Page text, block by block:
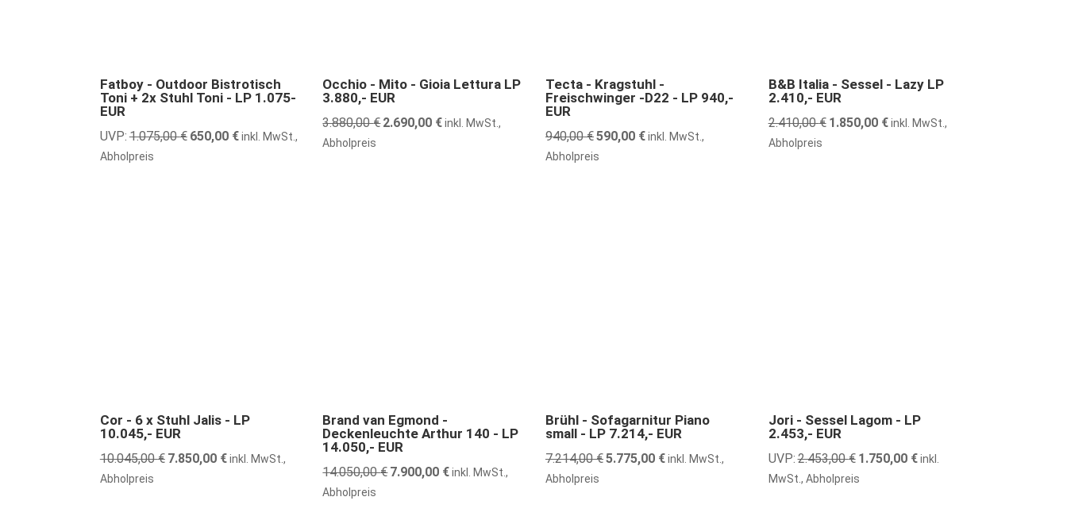
40% günstiger
Fatboy - Outdoor Bistrotisch
Toni + 2x Stuhl Toni - LP 1.075-
EUR
UVP:1.075,00€ Ursprünglicher
650,00 €Aktueller
inkl. MwSt.,
Abholpreis
31% günstiger
Occhio - Mito - Gioia Lettura LP
3.880,- EUR
3.880,00€ Ursprünglicher
2.690,00 €Aktueller
inkl. MwSt.,
Abholpreis
37% günstiger
Tecta - Kragstuhl -
Freischwinger -D22 - LP 940,-
EUR
940,00€Ursprünglicher
Preis
590,00 €Aktueller
inkl. MwSt.,
Abholpreis
23% günstiger
B&B Italia - Sessel - Lazy LP
2.410,- EUR
2.410,00€ Ursprünglicher
1.850,00 €Aktueller
inkl. MwSt.,
Abholpreis
22% günstiger
Cor - 6 x Stuhl Jalis - LP
10.045,- EUR
10.045,00€ Ursprünglicher
7.850,00 €Aktueller
inkl. MwSt.,
Abholpreis
44% günstiger
Brand van Egmond -
Deckenleuchte Arthur 140 - LP
14.050,- EUR
14.050,00€ Ursprünglicher
7.900,00 €Aktueller
inkl. MwSt.,
Abholpreis
20% günstiger
Brühl - Sofagarnitur Piano
small - LP 7.214,- EUR
7.214,00€Ursprünglicher
5.775,00 €Aktueller
inkl. MwSt.,
Abholpreis
29% günstiger
Jori - Sessel Lagom - LP
2.453,- EUR
UVP:2.453,00€ Ursprünglicher
Preis
1.750,00 €Aktueller
inkl.
MwSt., Abholpreis